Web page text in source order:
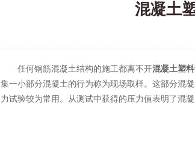
混凝土
任何钢筋混凝土结构的施工都离不开混凝土塑
集一小部分混凝土的行为称为现场取样。这部分混
力试验较为常用。从测试中获得的压力值表明了混